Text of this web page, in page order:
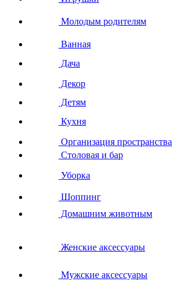
Молодым родителям
Ванная
Дача
Декор
Детям
Кухня
Организация пространства
Столовая и бар
Уборка
Шоппинг
Домашним животным
Женские аксессуары
Мужские аксессуары